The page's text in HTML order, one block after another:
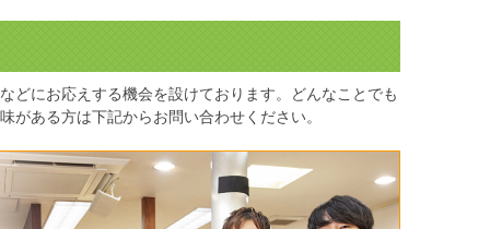
どにお応えする機会を設けております。どんなことでも
ある方は下記からお問い合わせください。